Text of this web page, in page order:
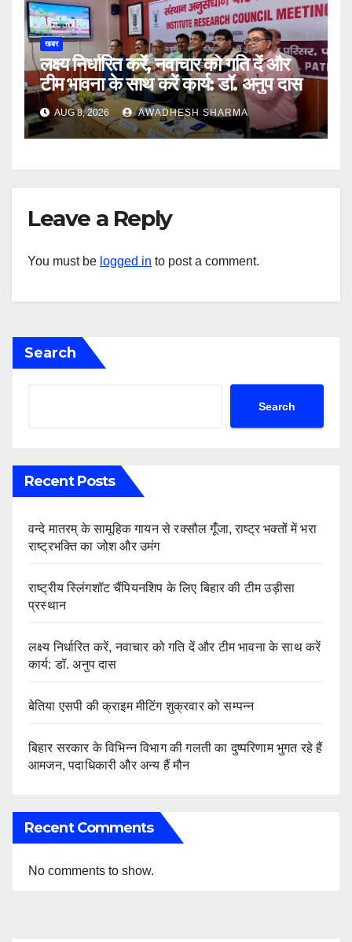
खबर
लक्ष्य निर्धारित करें, नवाचार को गति दें और
टीम भावना के साथ करें कार्य: डॉ. अनुप दास
AUG 8, 2026 AWADHESH SHARMA
Leave a Reply
You must be logged in to post a comment.
Search
Search
Recent Posts
वन्दे मातरम् के सामूहिक गायन से रक्सौल गूंँजा, राष्ट्र भक्तों में भरा
राष्ट्रभक्ति का जोश और उमंग
राष्ट्रीय स्लिंगशॉट चैंपियनशिप के लिए बिहार की टीम उड़ीसा
प्रस्थान
लक्ष्य निर्धारित करें, नवाचार को गति दें और टीम भावना के साथ करें
कार्य: डॉ. अनुप दास
बेतिया एसपी की क्राइम मीटिंग शुक्रवार को सम्पन्न
बिहार सरकार के विभिन्न विभाग की गलती का दुष्परिणाम भुगत रहे हैं
आमजन, पदाधिकारी और अन्य हैं मौन
Recent Comments
No comments to show.